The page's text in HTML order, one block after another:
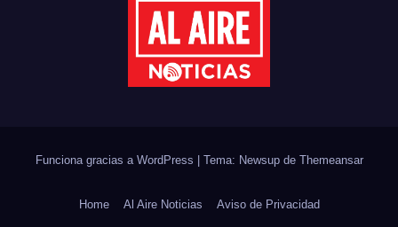
Funciona gracias a WordPress Tema: Newsup de Themeansar
Home Al Aire Noticias Aviso de Privacidad